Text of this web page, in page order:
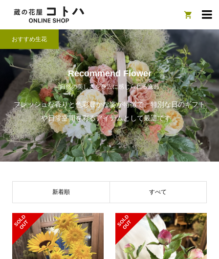

Recommend Flower
自然の美しさを身近に感じられる逸品
フレッシュな香りと色彩豊かな姿が特徴で、特別な日のギフト
や日常空間を彩るアイテムとして最適です。
おすすめ生花
新着順 すべて
S
O
L
D
O
U
T S
O
L
D
O
U
T